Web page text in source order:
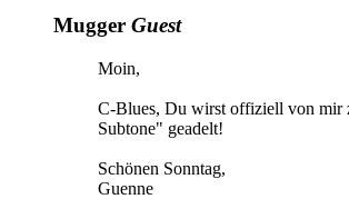
Mugger Guest
Moin,
C-Blues, Du wirst offiziell von mir
Subtone" geadelt!
Schönen Sonntag,
Guenne